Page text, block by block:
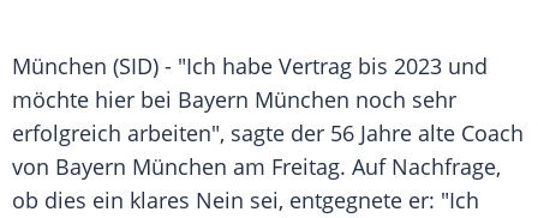
München (SID) - "Ich habe Vertrag bis 2023 und
möchte hier bei Bayern München noch sehr
erfolgreich arbeiten", sagte der 56 Jahre alte Coach
von Bayern München am Freitag. Auf Nachfrage,
ob dies ein klares Nein sei, entgegnete er: "Ich